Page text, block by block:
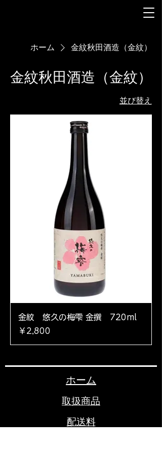
ホーム 金紋秋田酒造（金紋）
金紋秋田酒造（金紋）
並び替え
金紋 悠久の梅雫 金撰 720ml
価格
￥2,800
ホーム
取扱商品
配送料